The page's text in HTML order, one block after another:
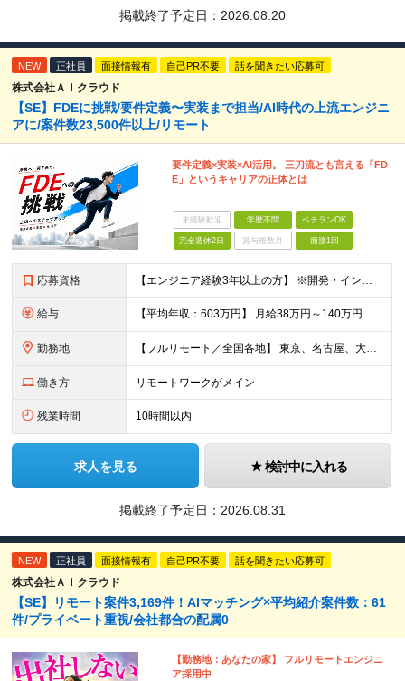
掲載終了予定日： 2026.08.20
NEW 正社員 面接情報有 自己PR不要 話を聞きたい応募可
株式会社ＡＩクラウド
【SE】FDEに挑戦/要件定義〜実装まで担当/AI時代の上流エンジニ
アに/案件数23,500件以上/リモート
要件定義×実装×AI活用。 三刀流とも言える「FD
E」というキャリアの正体とは
未経験歓迎 学歴不問 ベテランOK
完全週休2日 賞与複数月 面接1回
応募資格 【エンジニア経験3年以上の方】 ※開発・インフラ・工程・言語一切不問 ※文理・学歴不問 【歓迎条件】 ◆Python実務経験がある方 ◆LLM・生成AIを使った開発経験がある方 ◆要件定義・顧客折衝
給与 【平均年収：603万円】 月給38万円～140万円＋諸手当（経験者） 【平均年収603万円】 ※案件の契約内容や昇給額などはすべて開示します。 ※経験や能力を考慮し決定します。 ※月給には固定残業
勤務地 【フルリモート／全国各地】 東京、名古屋、大阪、福岡を中心とした全国のプロジェクトにアサイン。 ※プロジェクトは完全選択制です。 ※フルリモート、ハイブリッド型、常駐案件から自由に選択可能です。 ※転
働き方 リモートワークがメイン
残業時間 10時間以内
求人を見る 検討中に入れる
掲載終了予定日： 2026.08.31
NEW 正社員 面接情報有 自己PR不要 話を聞きたい応募可
株式会社ＡＩクラウド
【SE】リモート案件3,169件！AIマッチング×平均紹介案件数：61
件/プライベート重視/会社都合の配属0
【勤務地：あなたの家】 フルリモートエンジニ
ア採用中